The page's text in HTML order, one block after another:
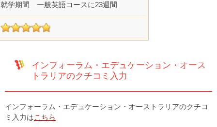
一般英語コースに23週間
インフォーラム・エデュケーション・オース
トラリアのクチコミ入力
インフォーラム・エデュケーション・オーストラリアのクチコ
ミ入力はこちら